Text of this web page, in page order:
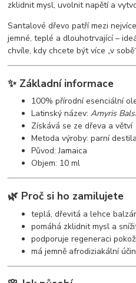
zklidnit mysl, uvolnit napětí a
Santalové dřevo patří mezi
jemné, teplé a dlouhotrvající –
chvíle, kdy chcete být více „v
✨ Základní informace
100% přírodní esenciální
Latinský název:Amyris
Získává se ze dřeva a větví
Metoda výroby: parní
Původ: Jamaica
Objem: 10 ml
🌿 Proč si ho zamilujete
teplá, dřevitá a lehce
pomáhá zklidnit mysl a
podporuje regeneraci
má jemně afrodiziakální